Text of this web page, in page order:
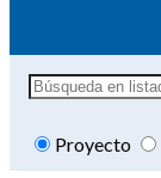
Proyecto